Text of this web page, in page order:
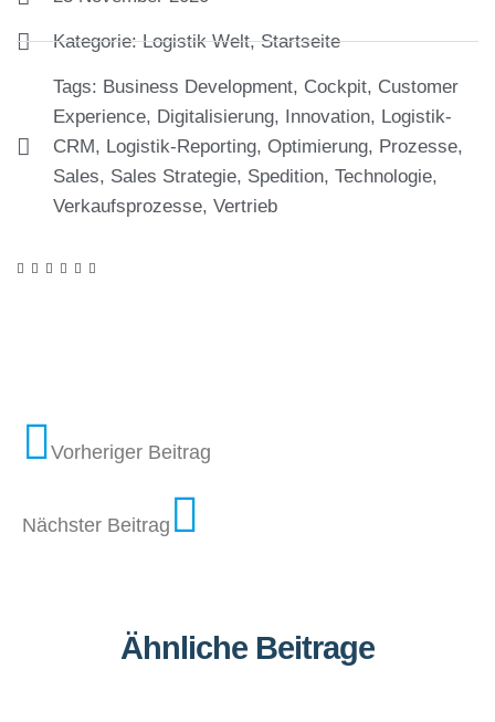
Kategorie:Logistik Welt,Startseite
Tags: Business Development, Cockpit, Customer
Experience, Digitalisierung, Innovation, Logistik-
CRM, Logistik-Reporting, Optimierung, Prozesse,
Sales, Sales Strategie, Spedition, Technologie,
Verkaufsprozesse, Vertrieb
Vorheriger Beitrag
Nächster Beitrag
Ähnliche Beitrage